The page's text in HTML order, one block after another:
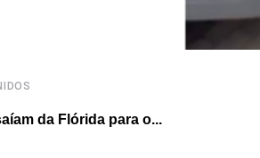
da Flórida para o...